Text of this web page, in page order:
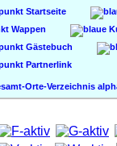
Startseite
Wappen
Gästebuch
Partnerlink
Orte-Verzeichnis